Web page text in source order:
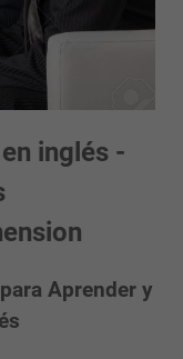
inglés -
Aprender y